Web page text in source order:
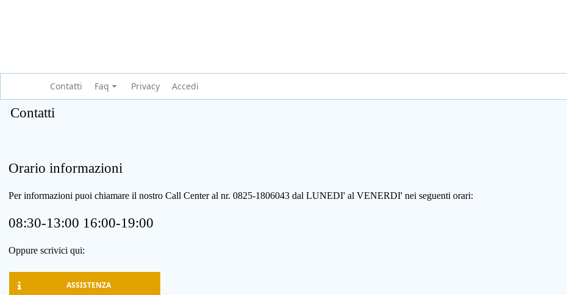
Contatti Faq Privacy Accedi
Contatti
Orario informazioni
Per informazioni puoi chiamare il nostro Call Center al nr. 0825-1806043 dal LUNEDI' al VENERDI' nei seguenti orari:
08:30-13:00 16:00-19:00
Oppure scrivici qui:
ASSISTENZA